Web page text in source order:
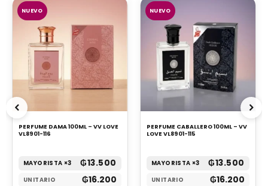
NUEVO
PERFUME DAMA 100ML – VV LOVE
VL8901-116
MAYORISTA ×3 ₲13.500
UNITARIO ₲16.200
NUEVO
PERFUME CABALLERO 100ML – VV
LOVE VL8901-115
MAYORISTA ×3 ₲13.500
UNITARIO ₲16.200